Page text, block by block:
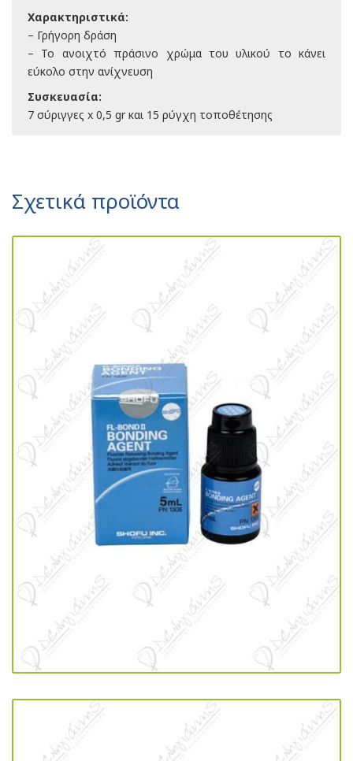
Χαρακτηριστικά:
– Γρήγορη δράση
– Το ανοιχτό πράσινο χρώμα του υλικού το κάνει
εύκολο στην ανίχνευση
Συσκευασία:
7 σύριγγες x 0,5 gr και 15 ρύγχη τοποθέτησης
Σχετικά προϊόντα